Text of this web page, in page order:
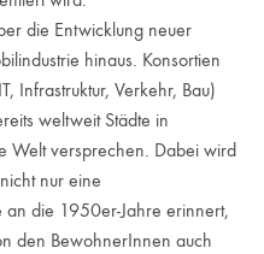
die Entwicklung neuer
hinaus. Konsortien
Infrastruktur, Verkehr, Bau)
weltweit Städte in
Welt versprechen. Dabei wird
nur eine
an die 1950er-Jahre erinnert,
den BewohnerInnen auch